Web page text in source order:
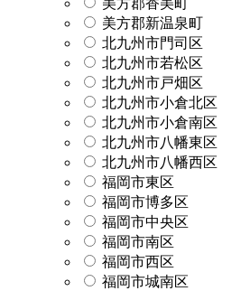
美方郡新温泉町
北九州市門司区
北九州市若松区
北九州市戸畑区
北九州市小倉北区
北九州市小倉南区
北九州市八幡東区
北九州市八幡西区
福岡市東区
福岡市博多区
福岡市中央区
福岡市南区
福岡市西区
福岡市城南区